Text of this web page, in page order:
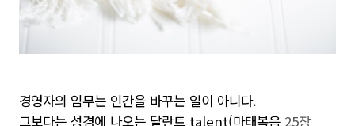
경영자의 임무는 인간을 바꾸는 일이 아니다.
그보다는 성경에 나오는 달란트 talent(마태복음 25장